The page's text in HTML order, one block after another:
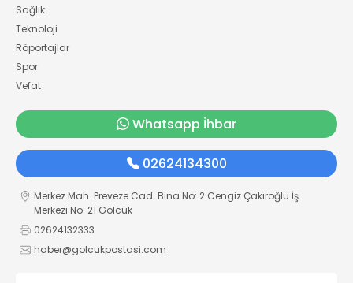
Sağlık
Teknoloji
Röportajlar
Spor
Vefat
Whatsapp İhbar
02624134300
Merkez Mah. Preveze Cad. Bina No: 2 Cengiz Çakıroğlu İş
Merkezi No: 21 Gölcük
02624132333
haber@golcukpostasi.com